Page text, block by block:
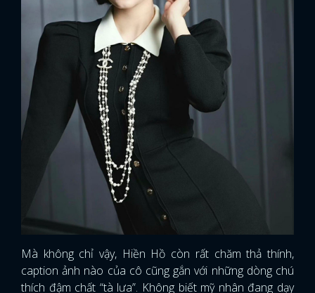
Mà không chỉ vậy, Hiền Hồ còn rất chăm thả thính,
caption ảnh nào của cô cũng gắn với những dòng chú
thích đậm chất “tà lưa”. Không biết mỹ nhân đang dạy